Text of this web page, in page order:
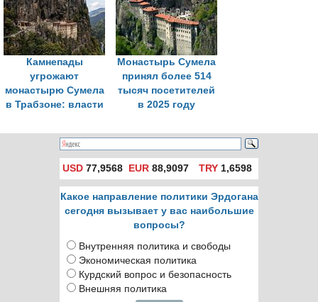
Камнепады
угрожают
монастырю Сумела
в Трабзоне: власти
Монастырь Сумела
принял более 514
тысяч посетителей
в 2025 году
USD 77,9568 EUR 88,9097 TRY1,6598
Какое направление политики Эрдогана
сегодня вызывает у вас наибольшие
вопросы?
Внутренняя политика и свободы
Экономическая политика
Курдский вопрос и безопасность
Внешняя политика